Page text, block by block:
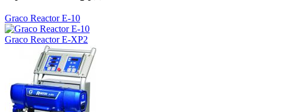
Graco Reactor E-10
Graсo Reactor E-XP2